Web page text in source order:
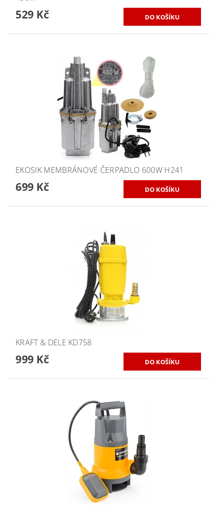
529 Kč
EKOSIK MEMBRÁNOVÉ ČERPADLO 600W H241
699 Kč
KRAFT & DELE KD758
999 Kč